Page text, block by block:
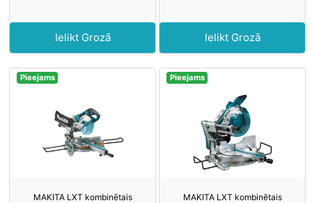
Ielikt Grozā Ielikt Grozā
Pieejams
MAKITA LXT kombinētais
Pieejams
MAKITA LXT kombinētais